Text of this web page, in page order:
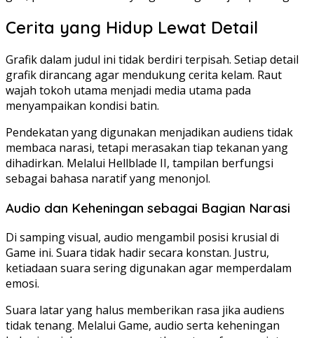
Cerita yang Hidup Lewat Detail
Grafik dalam judul ini tidak berdiri terpisah. Setiap detail
grafik dirancang agar mendukung cerita kelam. Raut
wajah tokoh utama menjadi media utama pada
menyampaikan kondisi batin.
Pendekatan yang digunakan menjadikan audiens tidak
membaca narasi, tetapi merasakan tiap tekanan yang
dihadirkan. Melalui Hellblade II, tampilan berfungsi
sebagai bahasa naratif yang menonjol.
Audio dan Keheningan sebagai Bagian Narasi
Di samping visual, audio mengambil posisi krusial di
Game ini. Suara tidak hadir secara konstan. Justru,
ketiadaan suara sering digunakan agar memperdalam
emosi.
Suara latar yang halus memberikan rasa jika audiens
tidak tenang. Melalui Game, audio serta keheningan